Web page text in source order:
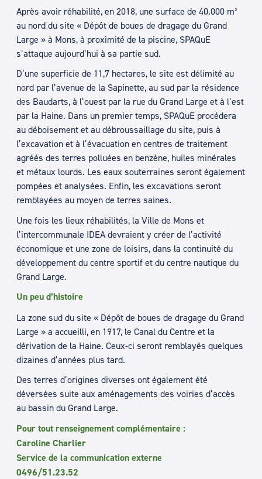
Après avoir réhabilité, en 2018, une surface de 40.000 m²
au nord du site « Dépôt de boues de dragage du Grand
Large » à Mons, à proximité de la piscine, SPAQuE
s’attaque aujourd’hui à sa partie sud.
D’une superficie de 11,7 hectares, le site est délimité au
nord par l’avenue de la Sapinette, au sud par la résidence
des Baudarts, à l’ouest par la rue du Grand Large et à l’est
par la Haine. Dans un premier temps, SPAQuE procédera
au déboisement et au débroussaillage du site, puis à
l’excavation et à l’évacuation en centres de traitement
agréés des terres polluées en benzène, huiles minérales
et métaux lourds. Les eaux souterraines seront également
pompées et analysées. Enfin, les excavations seront
remblayées au moyen de terres saines.
Une fois les lieux réhabilités, la Ville de Mons et
l’intercommunale IDEA devraient y créer de l’activité
économique et une zone de loisirs, dans la continuité du
développement du centre sportif et du centre nautique du
Grand Large.
Un peu d’histoire
La zone sud du site « Dépôt de boues de dragage du Grand
Large » a accueilli, en 1917, le Canal du Centre et la
dérivation de la Haine. Ceux-ci seront remblayés quelques
dizaines d’années plus tard.
Des terres d’origines diverses ont également été
déversées suite aux aménagements des voiries d’accès
au bassin du Grand Large.
Pour tout renseignement complémentaire :
Caroline Charlier
Service de la communication externe
0496/51.23.52